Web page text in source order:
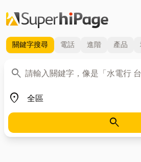
關鍵字搜尋 電話 進階 產品
search
關鍵字
place
地區
search